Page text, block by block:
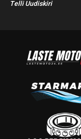
Telli Uudiskiri